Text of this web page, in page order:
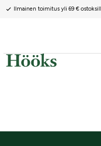
Ilmainen toimitus yli 69 €